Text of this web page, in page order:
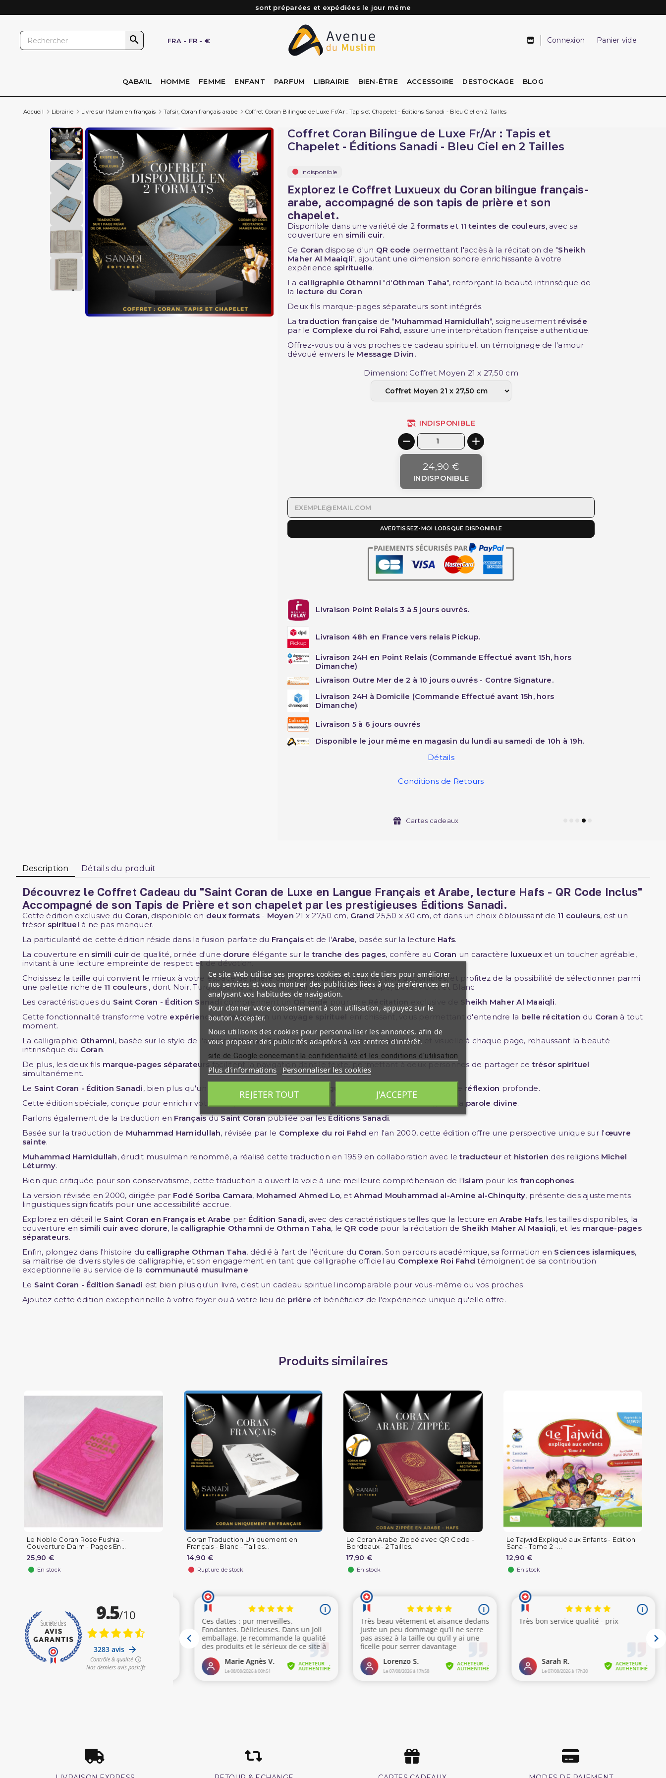
Besoin d'aide ? Retrouvez notre FAQ
Les Commandes passées avant 15h (lun au Vend)
sont préparées et expédiées le jour même
 FRA - FR - € Connexion Panier vide
QABA'IL HOMME FEMME ENFANT PARFUM LIBRAIRIE BIEN-ÊTRE ACCESSOIRE DESTOCKAGE BLOG
Accueil Librairie Livre sur l'Islam en français Tafsir, Coran français arabe Coffret Coran Bilingue de Luxe Fr/Ar : Tapis et Chapelet - Éditions Sanadi - Bleu Ciel en 2 Tailles
Coffret Coran Bilingue de Luxe Fr/Ar : Tapis et
Chapelet - Éditions Sanadi - Bleu Ciel en 2 Tailles
Indisponible
Explorez le Coffret Luxueux du Coran bilingue français-
arabe, accompagné de son tapis de prière et son
chapelet.
Disponible dans une variété de 2 formats et 11 teintes de couleurs, avec sa
couverture en simili cuir.
Ce Coran dispose d'un QR code permettant l'accès à la récitation de "Sheikh
Maher Al Maaiqli", ajoutant une dimension sonore enrichissante à votre
expérience spirituelle.
La calligraphie Othamni "d'Othman Taha", renforçant la beauté intrinsèque de
la lecture du Coran.
Deux fils marque-pages séparateurs sont intégrés.
Latraduction française de "Muhammad Hamidullah", soigneusement révisée
par le Complexe du roi Fahd, assure une interprétation française authentique.
Offrez-vous ou à vos proches ce cadeau spirituel, un témoignage de l'amour
dévoué envers le Message Divin.
Dimension: Coffret Moyen 21 x 27,50 cm
INDISPONIBLE
24,90 €
INDISPONIBLE
AVERTISSEZ-MOI LORSQUE DISPONIBLE
Livraison Point Relais 3 à 5 jours ouvrés.
Livraison 48h en France vers relais Pickup.
Livraison 24H en Point Relais (Commande Effectué avant 15h, hors
Dimanche)
Livraison Outre Mer de 2 à 10 jours ouvrés - Contre Signature.
Livraison 24H à Domicile (Commande Effectué avant 15h, hors
Dimanche)
Livraison 5 à 6 jours ouvrés
Disponible le jour même en magasin du lundi au samedi de 10h à 19h.
Détails
Conditions de Retours
Cartes cadeaux
Description Détails du produit
Découvrez le Coffret Cadeau du "Saint Coran de Luxe en Langue Français et Arabe, lecture Hafs - QR Code Inclus"
Accompagné de son Tapis de Prière et son chapelet par les prestigieuses Éditions Sanadi.
Cette édition exclusive du Coran, disponible en deux formats- Moyen21 x 27,50 cm, Grand25,50 x 30 cm, et dans un choix éblouissant de 11 couleurs, est un
trésor spirituel à ne pas manquer.
La particularité de cette édition réside dans la fusion parfaite du Françaiset de l'Arabe, basée sur la lecture Hafs.
La couverture en simili cuirde qualité, ornée d'une dorure élégante sur latranche des pages, confère au Coran un caractère luxueux et un toucher agréable,
invitant à une lecture empreinte de respect et de dévotion.
Choisissez la taille qui convient le mieux à votre espace de prièreou deméditationparmi les trois disponibles, et profitez de la possibilité de sélectionner parmi
une palette riche de 11 couleurs, dont Noir, Turquoise, Vert, Rose Vif, Bleu Nuit, Beu Ciel, Taupe, Doré, Violet et Blanc
Les caractéristiques du Saint Coran - Édition Sanadi comprennent un QR code Sheikh Maher Al Maaiqli.
Cette fonctionnalité transforme votre expériencedelectureen un enrichissant, vous permettant d'entendre la belle récitation du Coran à tout
moment.
La calligraphie Othamni, basée sur le style de l'artiste "Othman Taha", apporte une dimension artistique et visuelle à chaque page, rehaussant la beauté
intrinsèque du Coran.
De plus, les deux fils marque-pages séparateurs facilitent la navigation dans le texte, permettant à deux personnes de partager cetrésor spirituel
simultanément.
Le Saint Coran - Édition Sanadi, bien plus qu'un simple livre, est une source de réflexion profonde.
Cette édition spéciale, conçue pour enrichir votre vie spirituelle et personnelle, vous rapprochera davantage de la parole divine.
Parlons également de la traduction en FrançaisduSaint Coranpubliée par lesÉditions Sanadi.
Basée sur la traduction de Muhammad Hamidullah, révisée par le Complexe du roi Fahd en l'an 2000, cette édition offre une perspective unique sur l'œuvre
sainte.
Muhammad Hamidullah, érudit musulman renommé, a réalisé cette traduction en 1959 en collaboration avec letraducteur et historien des religions Michel
Léturmy.
Bien que critiquée pour son conservatisme, cette traduction a ouvert la voie à une meilleure compréhension de l'islam pour les francophones.
La version révisée en 2000, dirigée par Fodé Soriba Camara, Mohamed Ahmed Lo, etAhmad Mouhammad al-Amine al-Chinquity, présente des ajustements
linguistiques significatifs pour une accessibilité accrue.
Explorez en détail le Saint Coran en Français et Arabe par Édition Sanadi, avec des caractéristiques telles que la lecture enArabe Hafs, les tailles disponibles, la
couverture en simili cuir avec dorure, la calligraphie Othamni de Othman Taha, le QR code pour la récitation de Sheikh Maher Al Maaiqli, et les marque-pages
séparateurs.
Enfin, plongez dans l'histoire du calligraphe Othman Taha, dédié à l'art de l'écriture du Coran. Son parcours académique, sa formation en Sciences islamiques,
sa maîtrise de divers styles de calligraphie, et son engagement en tant que calligraphe officiel au Complexe Roi Fahd témoignent de sa contribution
exceptionnelle au service de la communauté musulmane.
Le Saint Coran - Édition Sanadi est bien plus qu'un livre, c'est un cadeau spirituel incomparable pour vous-même ou vos proches.
Ajoutez cette édition exceptionnelle à votre foyer ou à votre lieu de prière et bénéficiez de l'expérience unique qu'elle offre.
Produits similaires
Le Noble Coran Rose Fushia -
Couverture Daim - Pages En...
25,90 €
En stock
Coran Traduction Uniquement en
Français - Blanc - Tailles...
14,90 €
Rupture de stock
Le Coran Arabe Zippé avec QR Code -
Bordeaux - 2 Tailles...
17,90 €
En stock
Le Tajwid Expliqué aux Enfants - Edition
Sana - Tome 2 -...
12,90 €
En stock
Ce site Web utilise ses propres cookies et ceux de tiers pour améliorer
nos services et vous montrer des publicités liées à vos préférences en
analysant vos habitudes de navigation.
Pour donner votre consentement à son utilisation, appuyez sur le
bouton Accepter.
Nous utilisons des cookies pour personnaliser les annonces, afin de
vous proposer des publicités adaptées à vos centres d'intérêt.
site de Google concernant la confidentialité et les conditions d'utilisation
Plus d'informations Personnaliser les cookies
REJETER TOUT J'ACCEPTE